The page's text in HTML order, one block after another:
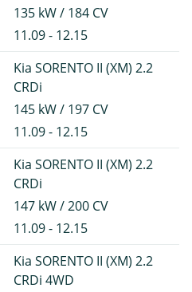
135 kW / 184 CV
11.09 - 12.15
Kia SORENTO II (XM) 2.2
CRDi
145 kW / 197 CV
11.09 - 12.15
Kia SORENTO II (XM) 2.2
CRDi
147 kW / 200 CV
11.09 - 12.15
Kia SORENTO II (XM) 2.2
CRDi 4WD